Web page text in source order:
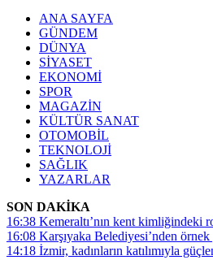
ANA SAYFA
GÜNDEM
DÜNYA
SİYASET
EKONOMİ
SPOR
MAGAZİN
KÜLTÜR SANAT
OTOMOBİL
TEKNOLOJİ
SAĞLIK
YAZARLAR
SON DAKİKA
16:38 Kemeraltı’nın kent kimliğindeki
16:08 Karşıyaka Belediyesi’nden örnek
14:18 İzmir, kadınların katılımıyla